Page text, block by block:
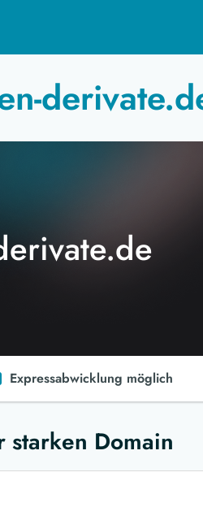
Expressabwicklung möglich
Domain